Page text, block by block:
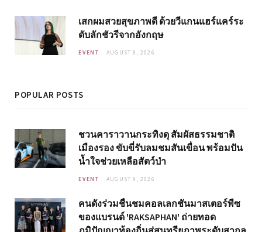
เสกผมสวยสุขภาพดี ด้วยวีแกนแฮร์แคร์ระ
ดับลักชัวรีจากอังกฤษ
EVENT AUGUST 8, 2026
POPULAR POSTS
ชวนคาราวานกระทิงดุ สัมผัสธรรมชาติ
เมืองรอง ขับขี่รับลมชมสันเขื่อน พร้อมปัน
น้ำใจช่วยเหลือสัตว์ป่า
EVENT AUGUST 9, 2026
คนดังร่วมชื่นชมคอลเลกชันมาสเตอร์พีซ
ของแบรนด์ 'RAKSAPHAN' ถ่ายทอด